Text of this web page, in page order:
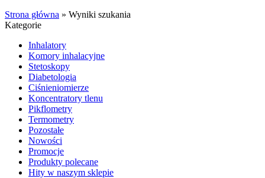
Strona główna » Wyniki szukania
Kategorie
Inhalatory
Komory inhalacyjne
Stetoskopy
Diabetologia
Ciśnieniomierze
Koncentratory tlenu
Pikflometry
Termometry
Pozostałe
Nowości
Promocje
Produkty polecane
Hity w naszym sklepie